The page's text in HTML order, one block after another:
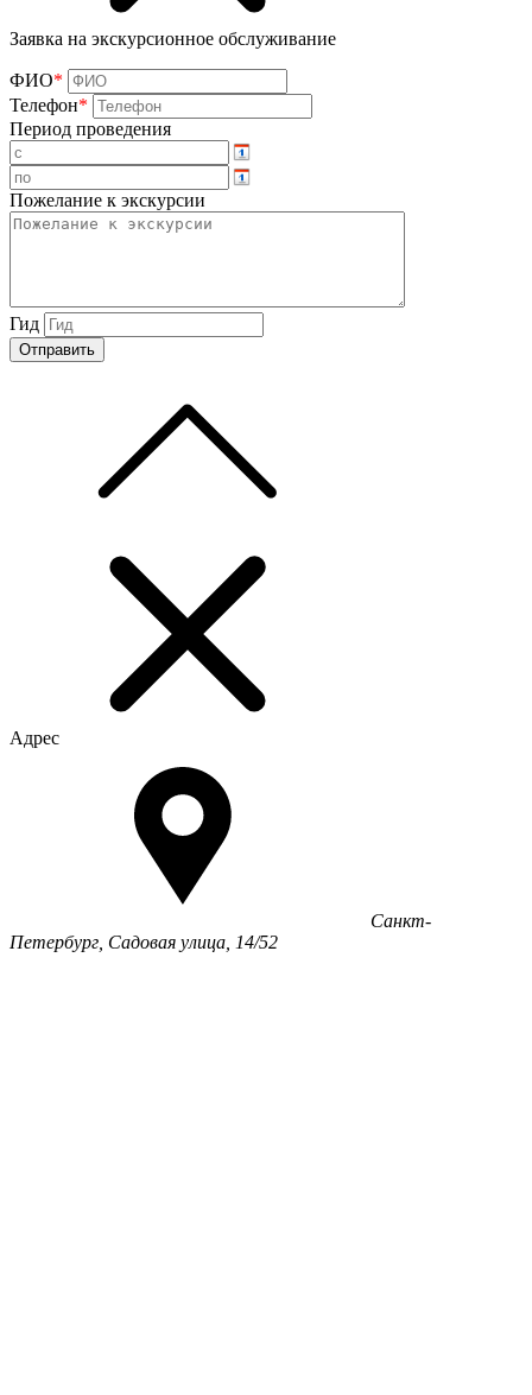
Заявка на экскурсионное обслуживание
ФИО*
Телефон*
Период проведения
Пожелание к экскурсии
Гид
Адрес
Санкт-
Петербург, Садовая улица, 14/52